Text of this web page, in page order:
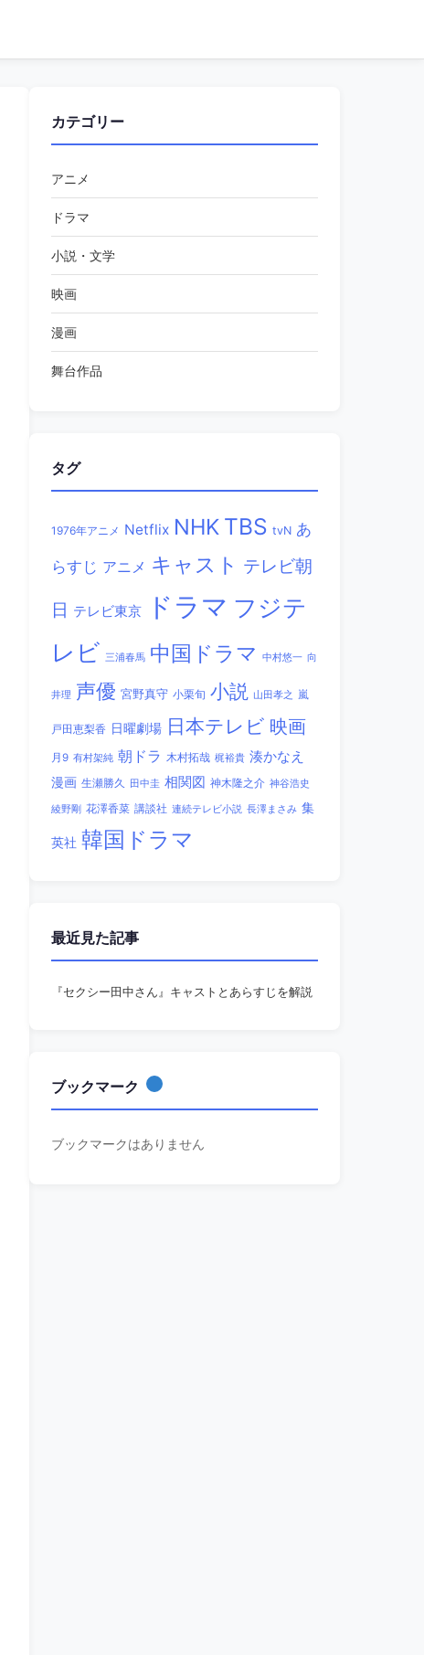
カテゴリー
アニメ
ドラマ
小説・文学
映画
漫画
舞台作品
タグ
1976年アニメ Netflix NHK TBS tvN あ
らすじ アニメ キャスト テレビ朝
日 テレビ東京 ドラマ フジテ
レビ 三浦春馬 中国ドラマ 中村悠一 向
井理 声優 宮野真守 小栗旬 小説 山田孝之 嵐
戸田恵梨香 日曜劇場 日本テレビ 映画
月9 有村架純 朝ドラ 木村拓哉 梶裕貴 湊かなえ
漫画 生瀬勝久 田中圭 相関図 神木隆之介 神谷浩史
綾野剛 花澤香菜 講談社 連続テレビ小説 長澤まさみ 集
英社 韓国ドラマ
最近見た記事
『セクシー田中さん』キャストとあらすじを解説
ブックマーク
ブックマークはありません